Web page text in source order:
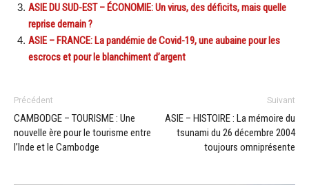
ASIE DU SUD-EST – ÉCONOMIE: Un virus, des déficits, mais quelle
reprise demain ?
ASIE – FRANCE: La pandémie de Covid-19, une aubaine pour les
escrocs et pour le blanchiment d’argent
Précédent
CAMBODGE – TOURISME : Une
nouvelle ère pour le tourisme entre
l’Inde et le Cambodge
Suivant
ASIE – HISTOIRE : La mémoire du
tsunami du 26 décembre 2004
toujours omniprésente